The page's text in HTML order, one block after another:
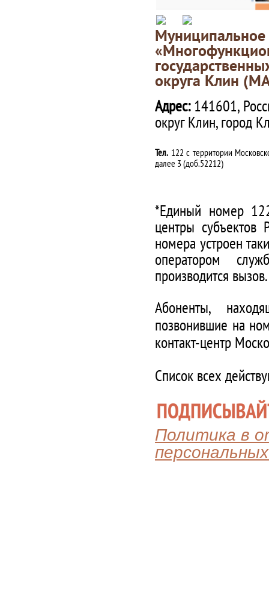
округа Клин
Адрес:141601,
округ Клин, город
Тел. 122 с территории
далее 3 (доб.52212)
*Единый номер
центры субъектов
номера устроен
оператором
производится вызов.
Абоненты,
позвонившие на
контакт-центр
Список всех
Политика в